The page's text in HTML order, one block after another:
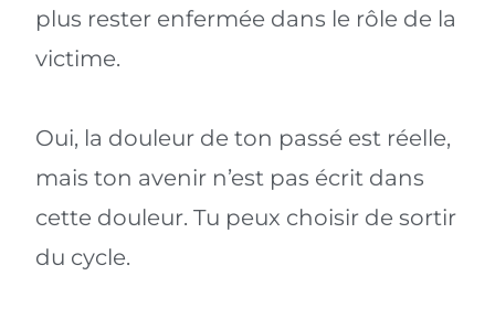
plus rester enfermée dans le rôle de la
victime.
Oui, la douleur de ton passé est réelle,
mais ton avenir n’est pas écrit dans
cette douleur. Tu peux choisir de sortir
du cycle.